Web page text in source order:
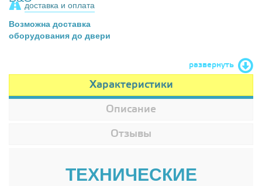
доставка и оплата
Возможна доставка
оборудования до двери
развернуть
Характеристики
Описание
Отзывы
ТЕХНИЧЕСКИЕ